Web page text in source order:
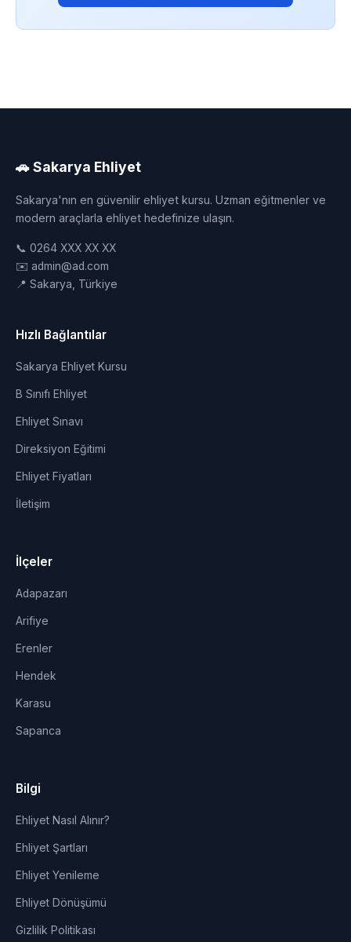
🚗 Sakarya Ehliyet
Sakarya'nın en güvenilir ehliyet kursu. Uzman eğitmenler ve
modern araçlarla ehliyet hedefinize ulaşın.
📞 0264 XXX XX XX
✉️ admin@ad.com
📍 Sakarya, Türkiye
Hızlı Bağlantılar
Sakarya Ehliyet Kursu
B Sınıfı Ehliyet
Ehliyet Sınavı
Direksiyon Eğitimi
Ehliyet Fiyatları
İletişim
İlçeler
Adapazarı
Arifiye
Erenler
Hendek
Karasu
Sapanca
Bilgi
Ehliyet Nasıl Alınır?
Ehliyet Şartları
Ehliyet Yenileme
Ehliyet Dönüşümü
Gizlilik Politikası